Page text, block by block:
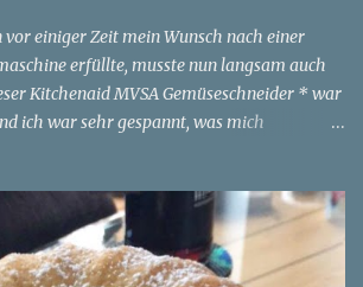
vor einiger Zeit mein Wunsch nach einer
erfüllte, musste nun langsam auch
Kitchenaid MVSA Gemüseschneider * war
ich war sehr gespannt, was mich
Wenn man jedoch bedenkt, dass das Gerät
aufgesetzt wird, ist es wohl besser, wenn
Die Trommeln für die unterschiedlichen